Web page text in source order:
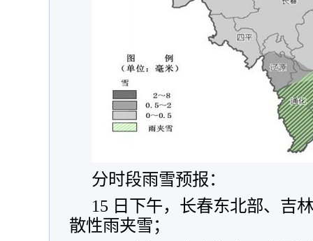
分时段雨雪预报：
15 日下午，长春东北部、吉
散性雨夹雪；